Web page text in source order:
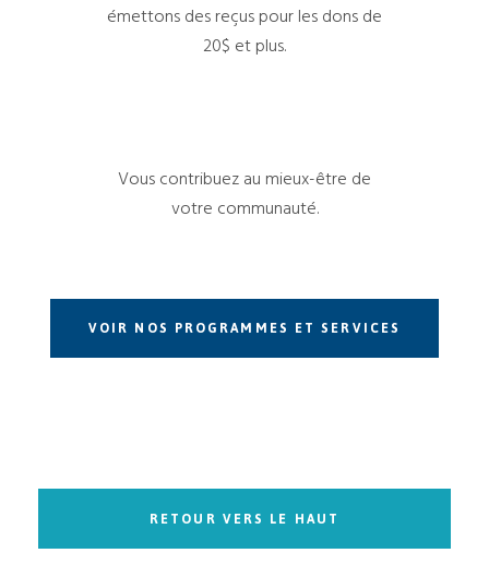
émettons des reçus pour les dons de
20$ et plus.
Vous contribuez au mieux-être de
votre communauté.
VOIR NOS PROGRAMMES ET SERVICES
RETOUR VERS LE HAUT